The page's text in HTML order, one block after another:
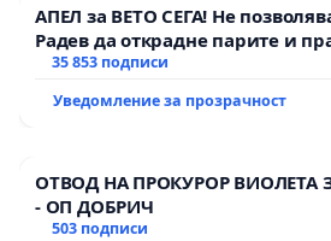
АПЕЛ за ВЕТО СЕГА! Не
Радев да открадне парите и
тъмното
35 853 подписи
Уведомление за прозрачност
ОТВОД НА ПРОКУРОР ВИОЛЕТА
- ОП ДОБРИЧ
503 подписи